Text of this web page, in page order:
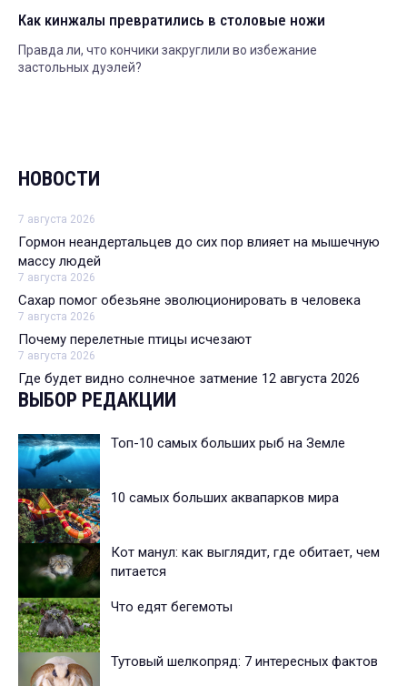
Как кинжалы превратились в столовые ножи
Правда ли, что кончики закруглили во избежание
застольных дуэлей?
НОВОСТИ
7 августа 2026
Гормон неандертальцев до сих пор влияет на мышечную
массу людей
7 августа 2026
Сахар помог обезьяне эволюционировать в человека
7 августа 2026
Почему перелетные птицы исчезают
7 августа 2026
Где будет видно солнечное затмение 12 августа 2026
ВЫБОР РЕДАКЦИИ
Топ-10 самых больших рыб на Земле
10 самых больших аквапарков мира
Кот манул: как выглядит, где обитает, чем
питается
Что едят бегемоты
Тутовый шелкопряд: 7 интересных фактов